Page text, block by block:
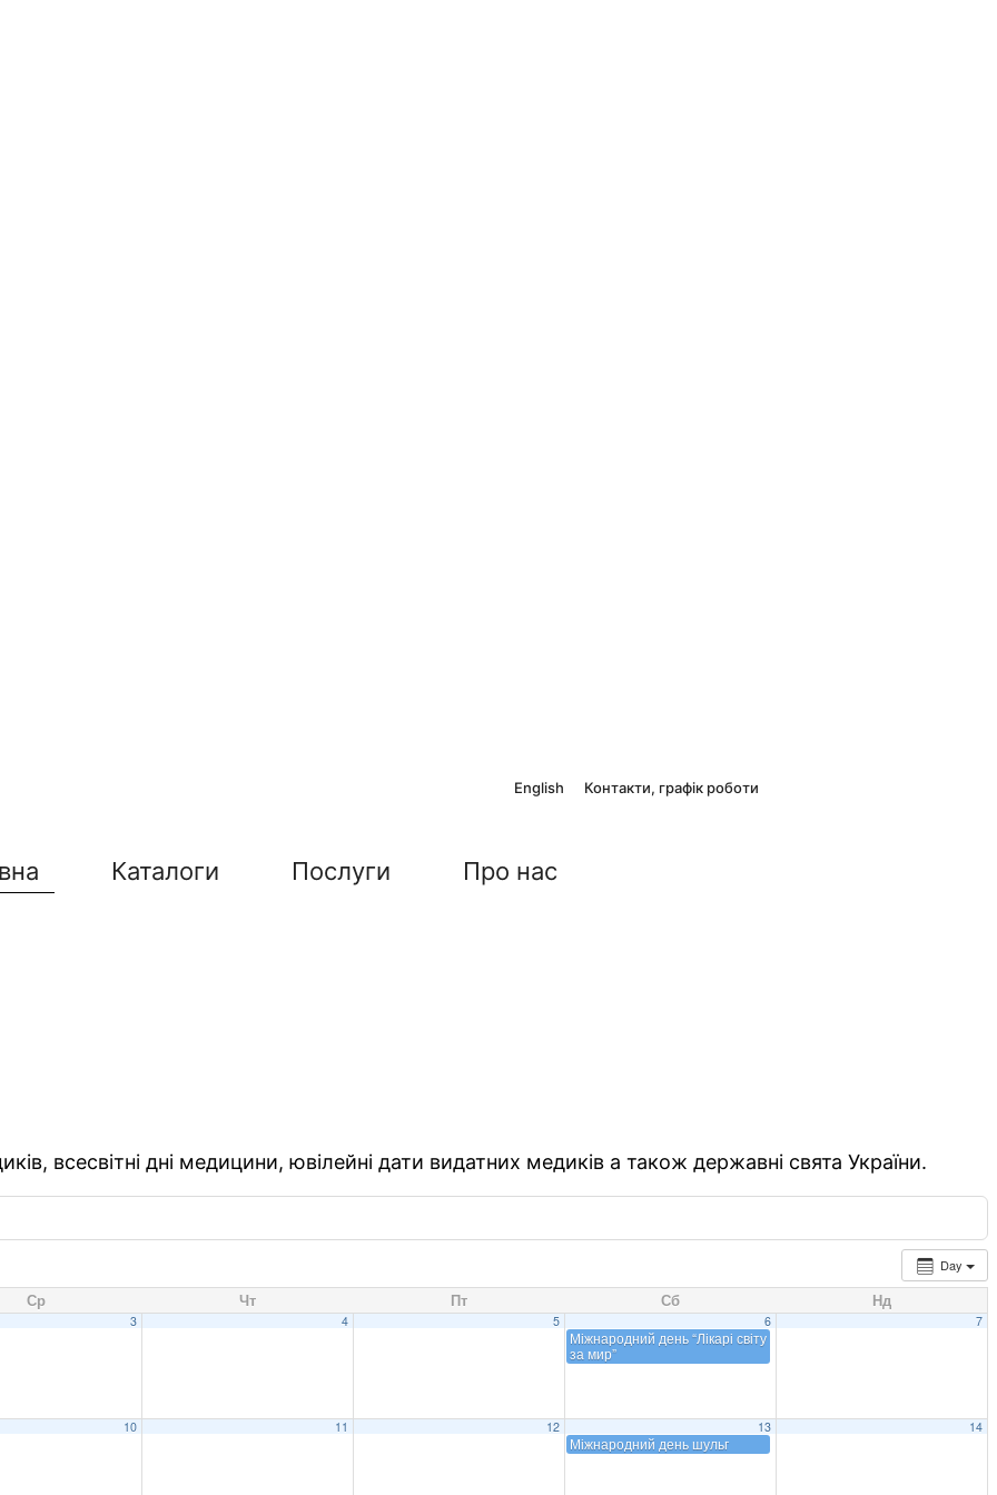
English Контакти, графік роботи
Каталоги Послуги Про нас
всесвітні дні медицини, ювілейні дати видатних медиків а також державні свята України.
Day
Ср Чт Пт Сб Нд
3 4 5 6
Міжнародний день “Лікарі світу
за мир”
7
10 11 12 13
Міжнародний день шульг
14